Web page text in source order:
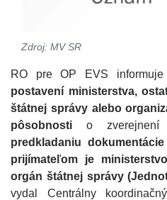
Zdroj: MV SR
RO pre OP EVS informuje
postavení ministerstva,
štátnej správy alebo
pôsobnosti o zverejnení
predkladaniu
prijímateľom je
orgán štátnej správy
vydal Centrálny